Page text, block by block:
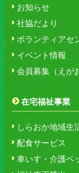
お知らせ
社協だより
ボランティアセ
イベント情報
会員募集（えが
在宅福祉事業
しらおか地域生
配食サービス
車いす・介護ベ